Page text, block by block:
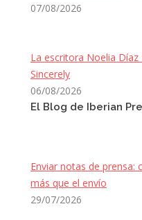
07/08/2026
La escritora Noelia
Sincerely
06/08/2026
El Blog de Iberian
Enviar notas de prensa:
más que el envío
29/07/2026